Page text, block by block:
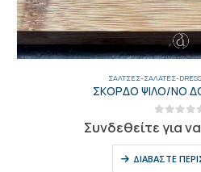
ΣΆΛΤΣΕΣ-ΣΑΛΆΤΕΣ-
ΣΚΟΡΔΟ ΨΙΛΟ/ΝΟ
out
Συνδεθείτε για
ΔΙΑΒΆΣΤΕ